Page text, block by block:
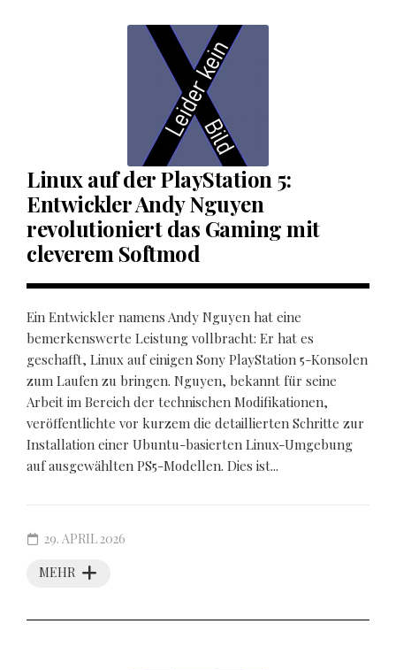
Linux auf der PlayStation 5:
Entwickler Andy Nguyen
revolutioniert das Gaming mit
cleverem Softmod
Ein Entwickler namens Andy Nguyen hat eine
bemerkenswerte Leistung vollbracht: Er hat es
geschafft, Linux auf einigen Sony PlayStation 5-Konsolen
zum Laufen zu bringen. Nguyen, bekannt für seine
Arbeit im Bereich der technischen Modifikationen,
veröffentlichte vor kurzem die detaillierten Schritte zur
Installation einer Ubuntu-basierten Linux-Umgebung
auf ausgewählten PS5-Modellen. Dies ist...
MEHR
29. APRIL 2026